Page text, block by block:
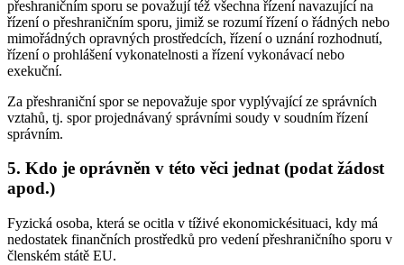
přeshraničním sporu se považují též všechna řízení navazující na
řízení o přeshraničním sporu, jimiž se rozumí řízení o řádných nebo
mimořádných opravných prostředcích, řízení o uznání rozhodnutí,
řízení o prohlášení vykonatelnosti a řízení vykonávací nebo
exekuční.
Za přeshraniční spor se nepovažuje spor vyplývající ze správních
vztahů, tj. spor projednávaný správními soudy v soudním řízení
správním.
5. Kdo je oprávněn v této věci jednat (podat žádost
apod.)
Fyzická osoba, která se ocitla v tíživé ekonomickésituaci, kdy má
nedostatek finančních prostředků pro vedení přeshraničního sporu v
členském státě EU.